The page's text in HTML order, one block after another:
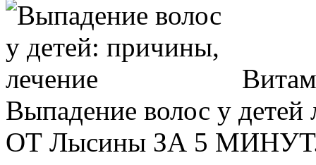
Выпадение волос у детей
ОТ Лысины ЗА 5 МИНУТ.